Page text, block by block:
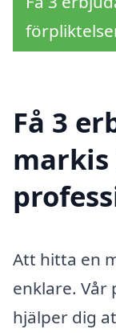
Få 3
Att hitta en
enklare. Vår
hjälper dig